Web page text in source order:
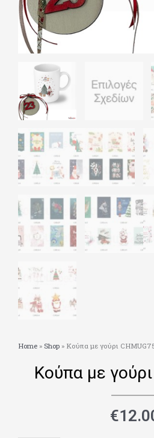
Home » Shop » Κούπα με γούρι
Κούπα με
€